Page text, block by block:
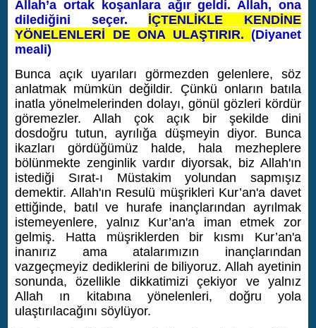
Allah’a ortak koşanlara ağır geldi. Allah, ona
dilediğini seçer. İÇTENLİKLE KENDİNE
YÖNELENLERİ DE ONA ULAŞTIRIR. (Diyanet
meali)
Bunca açık uyarıları görmezden gelenlere, söz
anlatmak mümkün değildir. Çünkü onların batıla
inatla yönelmelerinden dolayı, gönül gözleri kördür
göremezler. Allah çok açık bir şekilde dini
dosdoğru tutun, ayrılığa düşmeyin diyor. Bunca
ikazları gördüğümüz halde, hala mezheplere
bölünmekte zenginlik vardır diyorsak, biz Allah'ın
istediği Sırat-ı Müstakim yolundan sapmışız
demektir. Allah'ın Resulü müşrikleri Kur’an'a davet
ettiğinde, batıl ve hurafe inançlarından ayrılmak
istemeyenlere, yalnız Kur’an'a iman etmek zor
gelmiş. Hatta müşriklerden bir kısmı Kur’an'a
inanırız ama atalarımızın inançlarından
vazgeçmeyiz dediklerini de biliyoruz. Allah ayetinin
sonunda, özellikle dikkatimizi çekiyor ve yalnız
Allah ın kitabına yönelenleri, doğru yola
ulaştırılacağını söylüyor.